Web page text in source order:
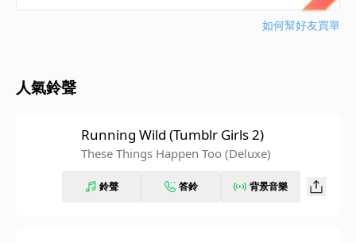
如何幫好友買單
人氣鈴聲
Running Wild (Tumblr Girls 2)
These Things Happen Too (Deluxe)
鈴聲 答鈴 背景音樂